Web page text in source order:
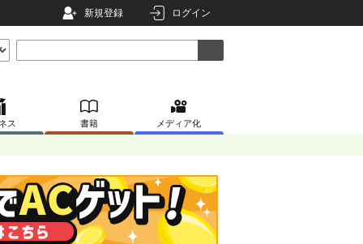
新規登録 ログイン
ス 書籍 メディア化